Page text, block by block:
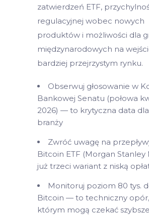
zatwierdzeń ETF,
regulacyjnej wobec nowych
produktów i możliwości dla
międzynarodowych na
bardziej przejrzystym rynku.
Obserwuj głosowanie w
Bankowej Senatu (połowa
2026) — to krytyczna data dla
branży
Zwróć uwagę na
Bitcoin ETF (Morgan Stanley
już trzeci wariant z niską
Monitoruj poziom 80 tys.
Bitcoin — to techniczny
którym mogą czekać